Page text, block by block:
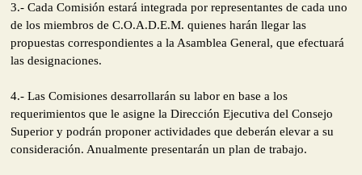
3.- Cada Comisión estará integrada por representantes de cada uno
de los miembros de C.O.A.D.E.M. quienes harán llegar las
propuestas correspondientes a la Asamblea General, que efectuará
las designaciones.
4.- Las Comisiones desarrollarán su labor en base a los
requerimientos que le asigne la Dirección Ejecutiva del Consejo
Superior y podrán proponer actividades que deberán elevar a su
consideración. Anualmente presentarán un plan de trabajo.